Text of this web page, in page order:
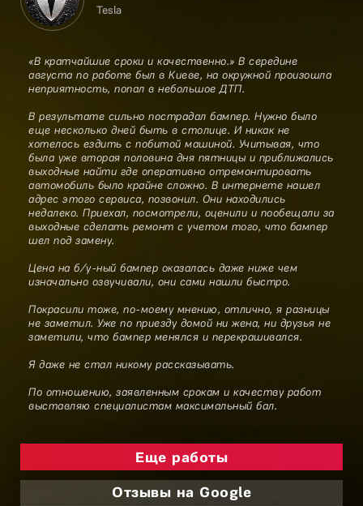
Tesla
«В кратчайшие сроки и качественно.» В середине
августа по работе был в Киеве, на окружной произошла
неприятность, попал в небольшое ДТП.
В результате сильно пострадал бампер. Нужно было
еще несколько дней быть в столице. И никак не
хотелось ездить с побитой машиной. Учитывая, что
была уже вторая половина дня пятницы и приближались
выходные найти где оперативно отремонтировать
автомобиль было крайне сложно. В интернете нашел
адрес этого сервиса, позвонил. Они находились
недалеко. Приехал, посмотрели, оценили и пообещали за
выходные сделать ремонт с учетом того, что бампер
шел под замену.
Цена на б/у-ный бампер оказалась даже ниже чем
изначально озвучивали, они сами нашли быстро.
Покрасили тоже, по-моему мнению, отлично, я разницы
не заметил. Уже по приезду домой ни жена, ни друзья не
заметили, что бампер менялся и перекрашивался.
Я даже не стал никому рассказывать.
По отношению, заявленным срокам и качеству работ
выставляю специалистам максимальный бал.
Еще работы
Отзывы на Google